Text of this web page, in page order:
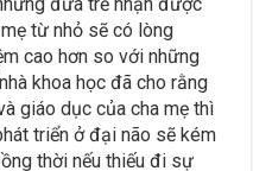
từ nhỏ sẽ có lòng
cao hơn so với những
khoa học đã cho rằng
giáo dục của cha mẹ thì
triển ở đại não sẽ kém
thời nếu thiếu đi sự